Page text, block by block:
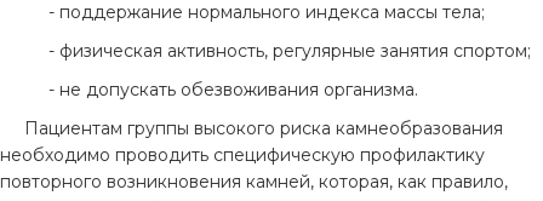
- поддержание нормального индекса массы тела;
- физическая активность, регулярные занятия спортом;
- не допускать обезвоживания организма.
Пациентам группы высокого риска камнеобразования
необходимо проводить специфическую профилактику
повторного возникновения камней, которая, как правило,